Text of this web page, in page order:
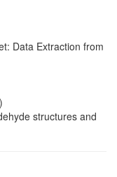
Data Extraction from
structures and